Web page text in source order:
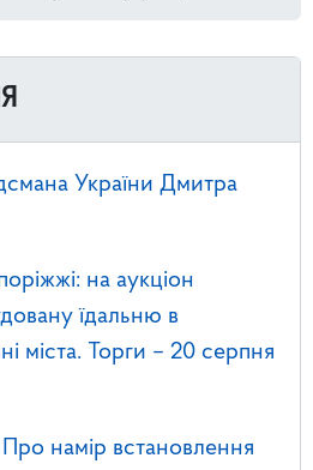
України Дмитра
на аукціон
їдальню в
міста. Торги – 20 серпня
намір встановлення